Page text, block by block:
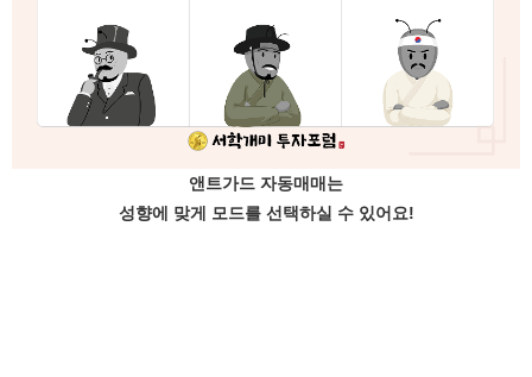
앤트가드 자동매매는
성향에 맞게 모드를 선택하실 수 있어요!